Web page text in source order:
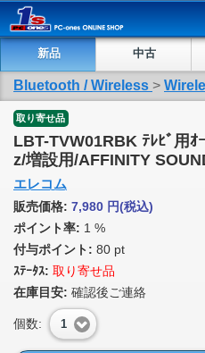
新品 中古
Bluetooth / Wireless >
取り寄せ品
LBT-TVW01RBK ﾃﾚﾋﾞ用ｵ
z/増設用/AFFINITY
エレコム
販売価格: 7,980 円(税込)
ポイント率: 1 %
付与ポイント: 80 pt
ｽﾃｰﾀｽ: 取り寄せ品
在庫目安: 確認後ご連絡
個数: 1